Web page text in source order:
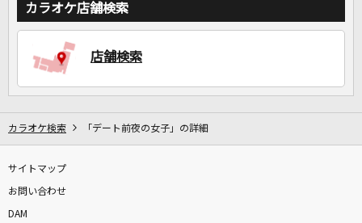
カラオケ店舗検索
店舗検索
カラオケ検索 「デート前夜の女子」の詳細
サイトマップ
お問い合わせ
DAM